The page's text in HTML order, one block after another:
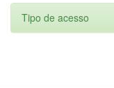
Tipo de acesso